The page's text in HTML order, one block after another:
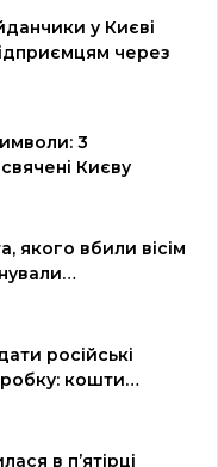
у Києві
через
3
Києву
якого вбили вісім
російські
кошти…
в пʼятірці